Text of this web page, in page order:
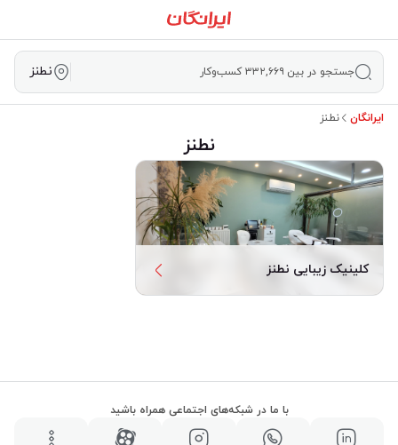
جستجو در بین ۳۳۲,۶۶۹ کسب‌وکار نطنز
ایرانگان نطنز
نطنز
کلینیک زیبایی نطنز
با ما در شبکه‌های اجتماعی همراه باشید